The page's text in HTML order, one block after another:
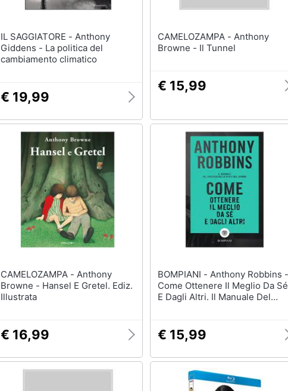
IL SAGGIATORE - Anthony
Giddens - La politica del
cambiamento climatico
€ 19,99
CAMELOZAMPA - Anthony
Browne - Il Tunnel
€ 15,99
CAMELOZAMPA - Anthony
Browne - Hansel E Gretel. Ediz.
Illustrata
€ 16,99
BOMPIANI - Anthony Robbins -
Come Ottenere Il Meglio Da Sé
E Dagli Altri. Il Manuale Del
€ 15,99